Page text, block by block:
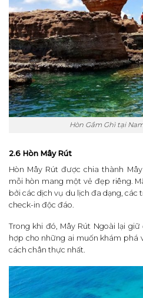
Hòn Gầm Ghì tại
2.6 Hòn Mây Rút
Hòn Mây Rút được chia thành
mỗi hòn mang một vẻ đẹp riêng.
bởi các dịch vụ du lịch đa dạng,
check-in độc đáo.
Trong khi đó, Mây Rút Ngoài lại
hợp cho những ai muốn khám phá
cách chân thực nhất.